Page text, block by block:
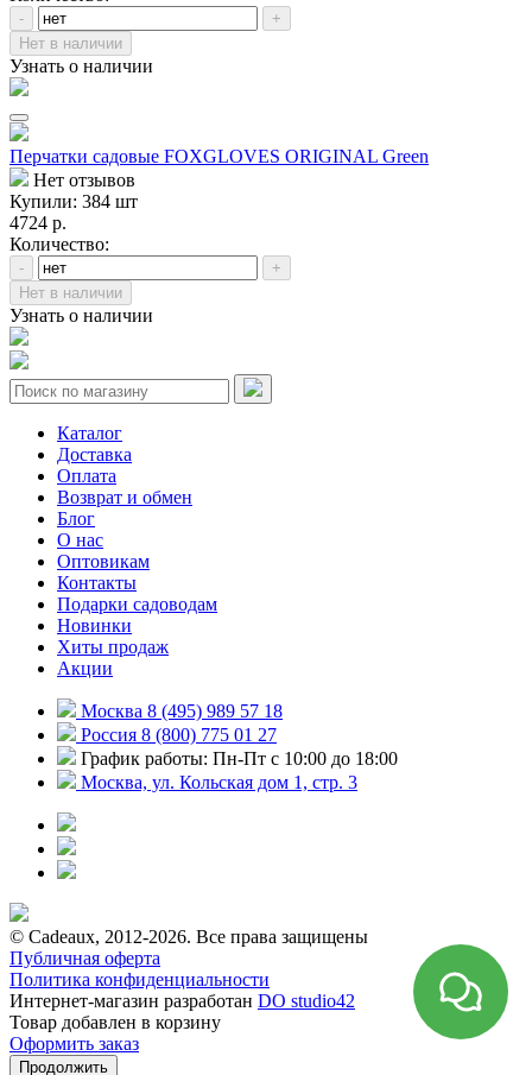
-
+
Нет в наличии
Узнать о наличии
Перчатки садовые FOXGLOVES ORIGINAL Green
Нет отзывов
Купили: 384 шт
4724 р.
Количество:
-
+
Нет в наличии
Узнать о наличии
Каталог
Доставка
Оплата
Возврат и обмен
Блог
О нас
Оптовикам
Контакты
Подарки садоводам
Новинки
Хиты продаж
Акции
Москва 8 (495) 989 57 18
Россия 8 (800) 775 01 27
График работы: Пн-Пт с 10:00 до 18:00
Москва, ул. Кольская дом 1, стр. 3
© Cadeaux, 2012-2026. Все права защищены
Публичная оферта
Политика конфиденциальности
Интернет-магазин разработан DO studio42
Товар добавлен в корзину
Оформить заказ
Продолжить